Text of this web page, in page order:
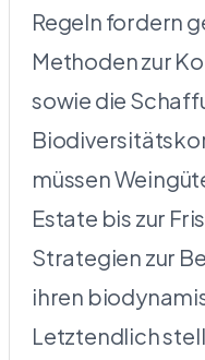
Regeln fordern
Methoden zur
sowie die
müssen
Estate bis zur
Strategien zur
ihren
Letztendlich